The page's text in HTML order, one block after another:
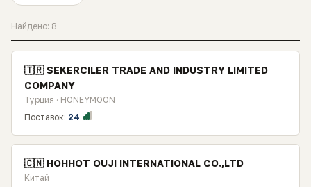
Найдено: 8
🇹🇷 SEKERCILER TRADE AND INDUSTRY LIMITED
COMPANY
Турция · HONEYMOON
Поставок: 24
🇨🇳 HOHHOT OUJI INTERNATIONAL CO.,LTD
Китай